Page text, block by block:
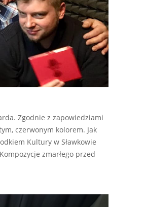
Zgodnie z zapowiedziami
czerwonym kolorem. Jak
Kultury w Sławkowie
zmarłego przed